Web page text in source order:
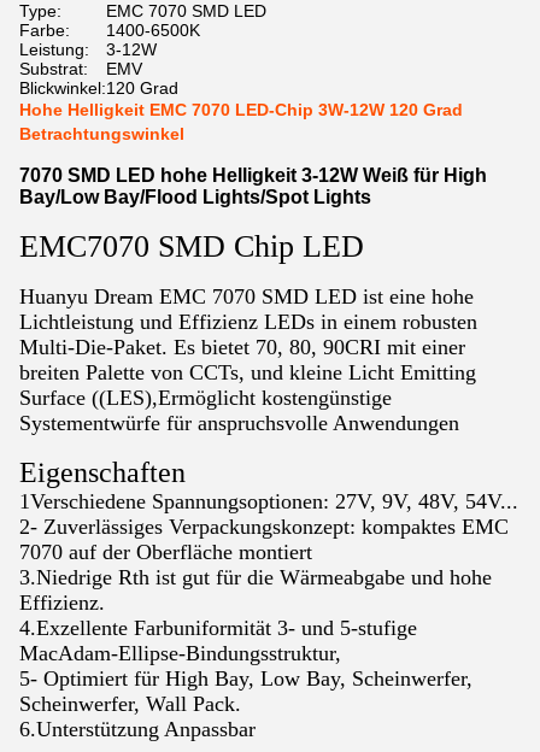
Type:
EMC 7070 SMD LED
Farbe:
1400-6500K
Leistung:
3-12W
Substrat:
EMV
Blickwinkel:120 Grad
Hohe Helligkeit EMC 7070 LED-Chip 3W-12W 120 Grad
Betrachtungswinkel
7070 SMD LED hohe Helligkeit 3-12W Weiß für High
Bay/Low Bay/Flood Lights/Spot Lights
EMC7070 SMD Chip LED
Huanyu Dream EMC 7070 SMD LED ist eine hohe
Lichtleistung und Effizienz LEDs in einem robusten
Multi-Die-Paket. Es bietet 70, 80, 90CRI mit einer
breiten Palette von CCTs, und kleine Licht Emitting
Surface ((LES),Ermöglicht kostengünstige
Systementwürfe für anspruchsvolle Anwendungen
Eigenschaften
1Verschiedene Spannungsoptionen: 27V, 9V, 48V, 54V...
2- Zuverlässiges Verpackungskonzept: kompaktes EMC
7070 auf der Oberfläche montiert
3.Niedrige Rth ist gut für die Wärmeabgabe und hohe
Effizienz.
4.Exzellente Farbuniformität 3- und 5-stufige
MacAdam-Ellipse-Bindungsstruktur,
5- Optimiert für High Bay, Low Bay, Scheinwerfer,
Scheinwerfer, Wall Pack.
6.Unterstützung Anpassbar